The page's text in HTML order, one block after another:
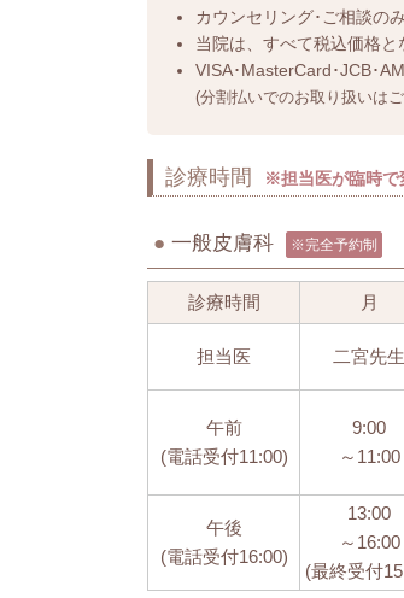
カウンセリング･ご相談の
当院は、すべて税込価格と
VISA･MasterCard･JCB･
(分割払いでのお取り扱いは
診療時間 ※担当医が臨時で
● 一般皮膚科 ※完全予約制
診療時間 月
担当医 二宮先生
午前
(電話受付11:00)
9:00
～11:00
午後
(電話受付16:00)
13:00
～16:00
(最終受付